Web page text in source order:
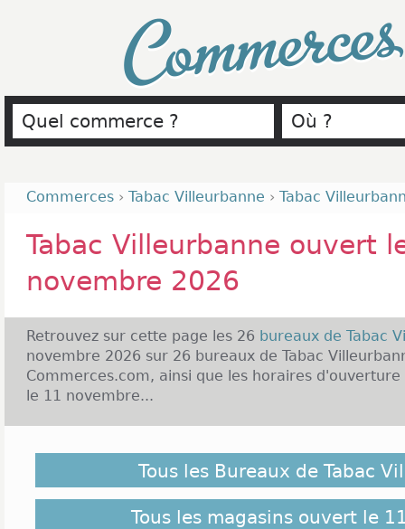
Commerces › Tabac Villeurbanne › Tabac
Tabac Villeurbanne ouvert
novembre 2026
Retrouvez sur cette page les 26 bureaux de Tabac
novembre 2026 sur 26 bureaux de Tabac
Commerces.com, ainsi que les horaires d'ouverture
le 11 novembre...
ouverts le 11 novembre 2026 ne soient pas
suivant pour retrouver l'ensemble des Tabac
Commerces.com :26 bureaux de Tabac
Tous les Bureaux de Tabac
Tous les magasins ouvert le